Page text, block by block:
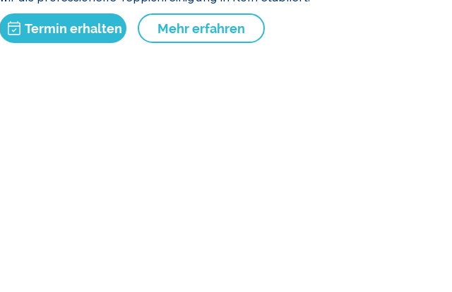
Termin erhalten Mehr erfahren